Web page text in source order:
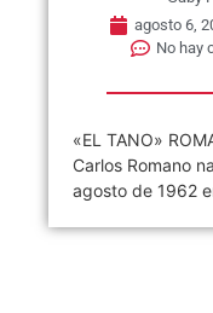
agosto 6,
No hay
«EL TANO»
Carlos Romano
agosto de 1962